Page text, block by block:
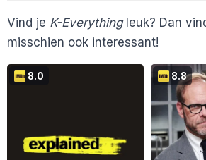
Vind je K-Everythingleuk? Dan
misschien ook interessant!
8.0 8.8